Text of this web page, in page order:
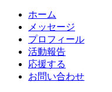
ホーム
メッセージ
プロフィール
活動報告
応援する
お問い合わせ